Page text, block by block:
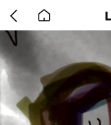
back
to